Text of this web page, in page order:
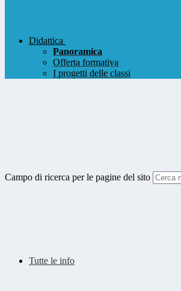
Didattica
Panoramica
Offerta formativa
I progetti delle classi
Campo di ricerca per le pagine del sito
Tutte le info